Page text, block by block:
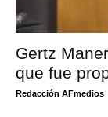
Gertz
que fue
Redacción AFmedios